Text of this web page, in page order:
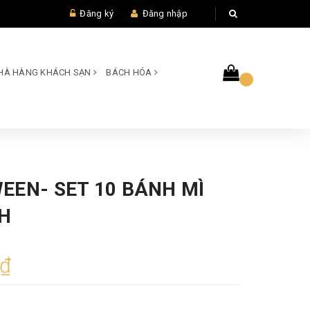
Đăng ký Đăng nhập
HÀNG KHÁCH SẠN BÁCH HÓA
SET 10 BÁNH MÌ